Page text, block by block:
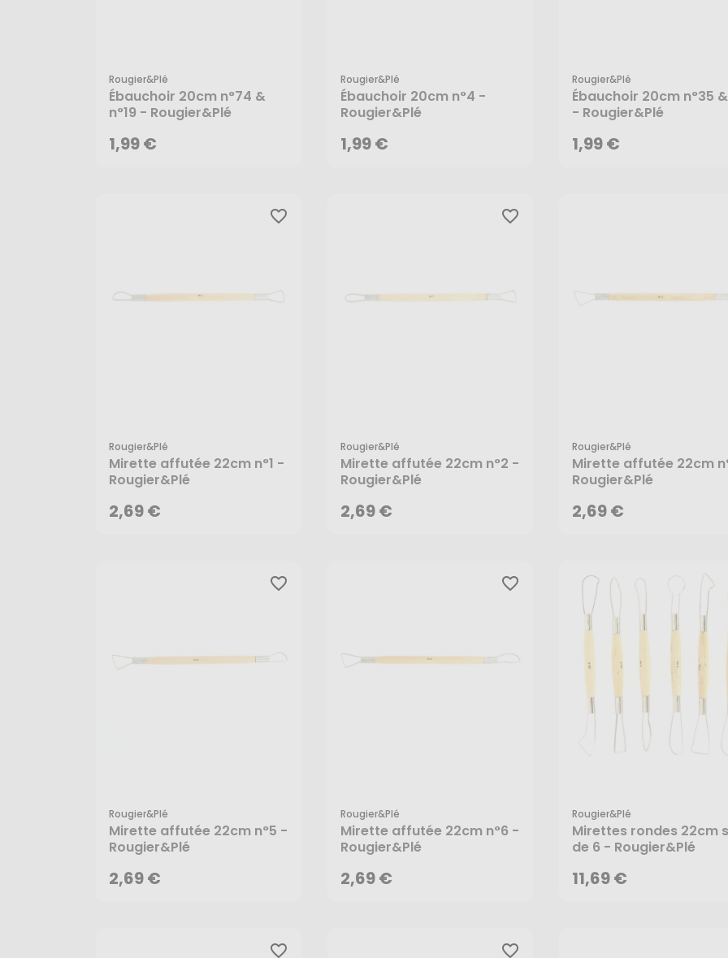
Rougier&plé
Ébauchoir 20cm n°74 &
n°19 - Rougier&Plé
1,99 €
1,99 €
AJOUTER AU PANIER
Rougier&plé
Ébauchoir 20cm n°4 -
Rougier&Plé
1,99 €
1,99 €
AJOUTER AU PANIER
Rougier&plé
Ébauchoir 20cm n°35 &
- Rougier&Plé
1,99 €
1,99 €
AJOUTER AU PANIER
favorite_border
Rougier&plé
Mirette affutée 22cm n°1 -
Rougier&Plé
2,69 €
2,69 €
AJOUTER AU PANIER
favorite_border
Rougier&plé
Mirette affutée 22cm n°2 -
Rougier&Plé
2,69 €
2,69 €
AJOUTER AU PANIER
Rougier&plé
Mirette affutée 22cm
Rougier&Plé
2,69 €
2,69 €
AJOUTER AU PANIER
favorite_border
Rougier&plé
Mirette affutée 22cm n°5 -
Rougier&Plé
2,69 €
2,69 €
AJOUTER AU PANIER
favorite_border
Rougier&plé
Mirette affutée 22cm n°6 -
Rougier&Plé
2,69 €
2,69 €
AJOUTER AU PANIER
Rougier&plé
Mirettes rondes 22cm
de 6 - Rougier&Plé
11,69 €
11,69 €
AJOUTER AU PANIER
favorite_border favorite_border